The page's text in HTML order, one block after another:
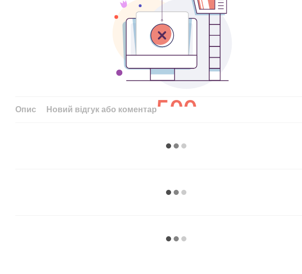
Опис Новий відгук або коментар